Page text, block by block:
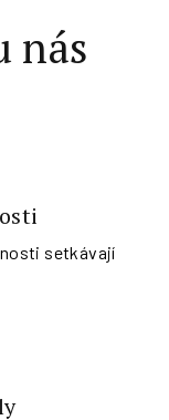
nás
setkávají